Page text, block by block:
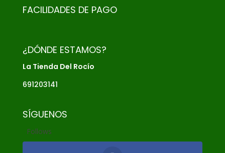
FACILIDADES DE PAGO
¿DÓNDE ESTAMOS?
La Tienda Del Rocío
691203141
SÍGUENOS
Follows